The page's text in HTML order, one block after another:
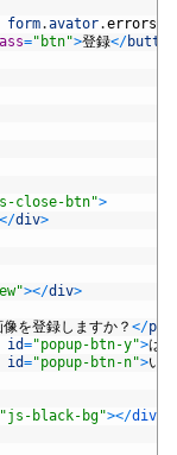
form.avator.errors
="btn">登録</button
close-btn">
</div>
></div>
像を登録しますか？</p
id="popup-btn-y">はい
id="popup-btn-n">い
"js-black-bg"></div